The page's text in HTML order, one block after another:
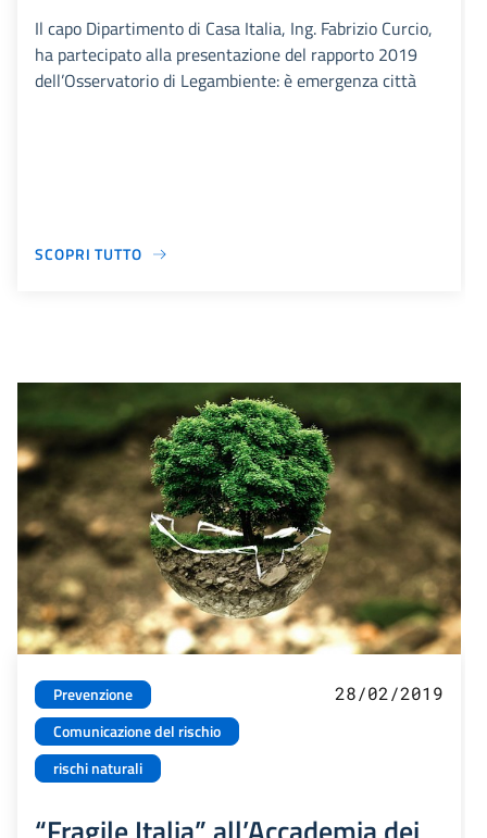
Il capo Dipartimento di Casa Italia, Ing. Fabrizio Curcio,
ha partecipato alla presentazione del rapporto 2019
dell’Osservatorio di Legambiente: è emergenza città
SCOPRI TUTTO
Prevenzione
Comunicazione del rischio
rischi naturali
28/02/2019